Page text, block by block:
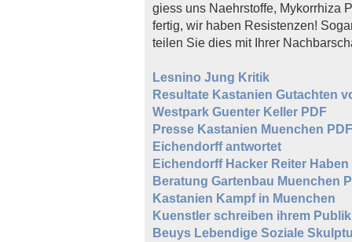
giess uns Naehrstoffe, Mykorrhiza
fertig, wir haben Resistenzen!
teilen Sie dies mit Ihrer
Lesnino Jung Kritik
Resultate Kastanien Gutachten
Westpark Guenter Keller PDF
Presse Kastanien Muenchen PDF
Eichendorff antwortet
Eichendorff Hacker Reiter
Beratung Gartenbau Muenchen
Kastanien Kampf in Muenchen
Kuenstler schreiben ihrem
Beuys Lebendige Soziale